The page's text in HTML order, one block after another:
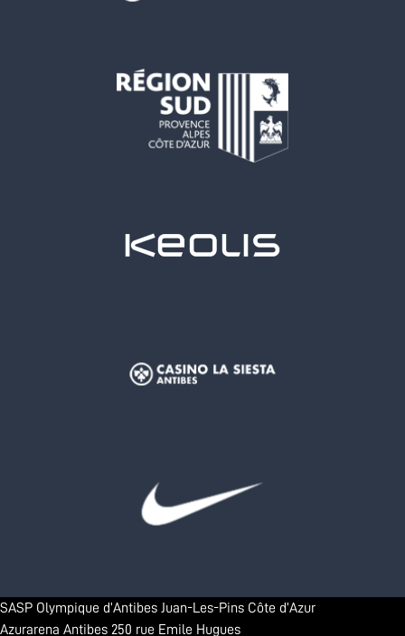
SASP Olympique d’Antibes Juan-Les-Pins Côte d’Azur
Azurarena Antibes 250 rue Emile Hugues